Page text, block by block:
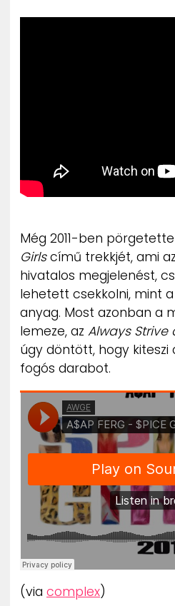
Még 2011-ben
Girlscímű trekkjét, ami
hivatalos megjelenést,
lehetett csekkolni, mint
anyag. Most azonban a
lemeze, az Always Strive
úgy döntött, hogy
fogós darabot.
(via complex)